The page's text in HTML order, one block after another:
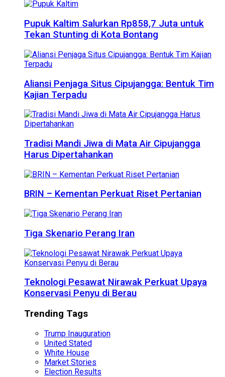
Pupuk Kaltim Salurkan Rp858,7 Juta untuk
Tekan Stunting di Kota Bontang
Aliansi Penjaga Situs Cipujangga: Bentuk Tim
Kajian Terpadu
Tradisi Mandi Jiwa di Mata Air Cipujangga
Harus Dipertahankan
BRIN – Kementan Perkuat Riset Pertanian
Tiga Skenario Perang Iran
Teknologi Pesawat Nirawak Perkuat Upaya
Konservasi Penyu di Berau
Trending Tags
Trump Inauguration
United Stated
White House
Market Stories
Election Results